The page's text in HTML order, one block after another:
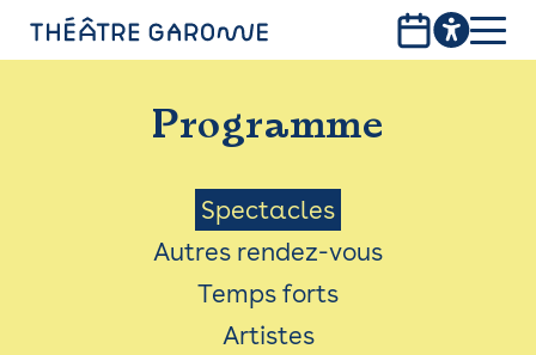
PROGRAMME
INFOS PRATIQUES
AVEC LES PUBLICS
ACCESSIBILITÉ
LES PRODUCTIONS
Programme
Menu
Saison
Spectacles
Autres rendez-vous
Temps forts
Artistes